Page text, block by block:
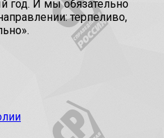
год. И мы обязательно
терпеливо,